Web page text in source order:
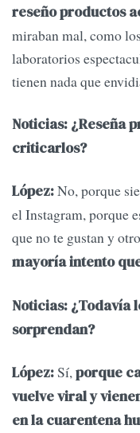
reseño productos
miraban mal, como
laboratorios
tienen nada que
Noticias: ¿Reseña
criticarlos?
López:No, porque
el Instagram, porque
que no te gustan y
mayoría intento
Noticias: ¿Todavía
sorprendan?
López:Sí,porque
vuelve viral y
en la cuarentena